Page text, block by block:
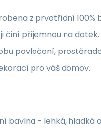
z prvotřídní 100%
činí příjemnou na
povlečení,
pro váš domov.
bavlna - lehká, hladká